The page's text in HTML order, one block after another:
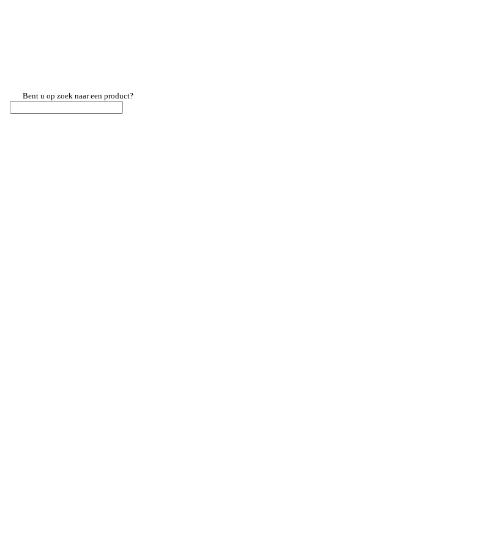
Bent u op zoek naar een product?